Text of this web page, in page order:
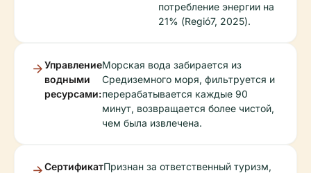
потребление энергии на
21% (Regió7, 2025).
Управление
водными
ресурсами:
Морская вода забирается из
Средиземного моря, фильтруется и
перерабатывается каждые 90
минут, возвращается более чистой,
чем была извлечена.
СертификатПризнан за ответственный туризм,